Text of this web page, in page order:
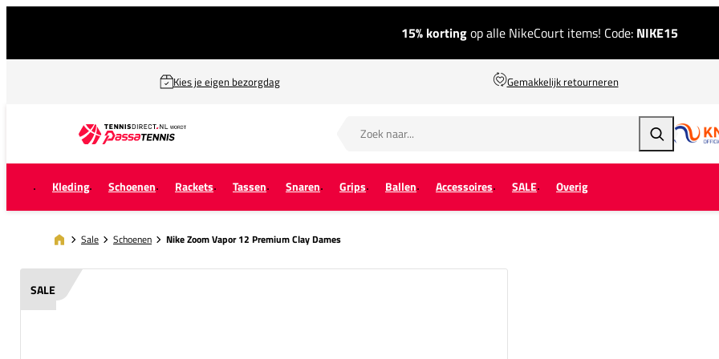
15% kortingop alle NikeCourt items! Code: NIKE15
Kies je eigen bezorgdag Gemakkelijk retourneren
Zoeken
Kleding Schoenen Rackets Tassen Snaren Grips Ballen Accessoires SALE Overig
Sale Schoenen Nike Zoom Vapor 12 Premium Clay Dames
SALE